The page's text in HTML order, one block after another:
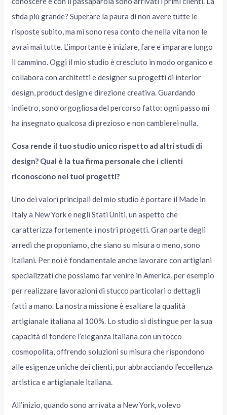
sfida più grande? Superare la paura di non avere tutte le
risposte subito, ma mi sono resa conto che nella vita non le
avrai mai tutte. L’importante è iniziare, fare e imparare lungo
il cammino. Oggi il mio studio è cresciuto in modo organico e
collabora con architetti e designer su progetti di interior
design, product design e direzione creativa. Guardando
indietro, sono orgogliosa del percorso fatto: ogni passo mi
ha insegnato qualcosa di prezioso e non cambierei nulla.
Cosa rende il tuo studio unico rispetto ad altri studi di
design? Qual è la tua firma personale che i clienti
riconoscono nei tuoi progetti?
Uno dei valori principali del mio studio è portare il Made in
Italy a New York e negli Stati Uniti, un aspetto che
caratterizza fortemente i nostri progetti. Gran parte degli
arredi che proponiamo, che siano su misura o meno, sono
italiani. Per noi è fondamentale anche lavorare con artigiani
specializzati che possiamo far venire in America, per esempio
per realizzare lavorazioni di stucco particolari o dettagli
fatti a mano. La nostra missione è esaltare la qualità
artigianale italiana al 100%. Lo studio si distingue per la sua
capacità di fondere l’eleganza italiana con un tocco
cosmopolita, offrendo soluzioni su misura che rispondono
alle esigenze uniche dei clienti, pur abbracciando l’eccellenza
artistica e artigianale italiana.
All’inizio, quando sono arrivata a New York, volevo